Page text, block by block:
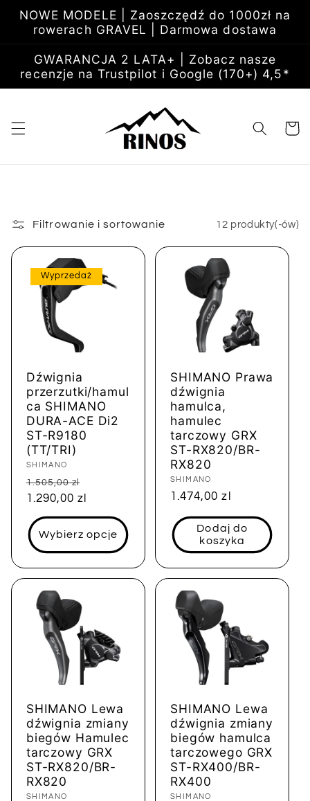
do
treści
NOWE MODELE | Zaoszczędź do 1000zł na
rowerach GRAVEL | Darmowa dostawa
GWARANCJA 2 LATA+ | Zobacz nasze
recenzje na Trustpilot i Google (170+) 4,5*
Koszyk
Filtrowanie i sortowanie 12 produkty(-ów)
Wyprzedaż
Dźwignia
przerzutki/hamul
ca SHIMANO
DURA-ACE Di2
ST-R9180
(TT/TRI)
Dostawca:
SHIMANO
Cena
regularna
1.505,00 zl
1.290,00 zl
Wybierz opcje
SHIMANO Prawa
dźwignia
hamulca,
hamulec
tarczowy GRX
ST-RX820/BR-
RX820
Dostawca:
SHIMANO
Cena
regularna
1.474,00 zl
Dodaj do
koszyka
SHIMANO Lewa
dźwignia zmiany
biegów Hamulec
tarczowy GRX
ST-RX820/BR-
RX820
Dostawca:
SHIMANO
SHIMANO Lewa
dźwignia zmiany
biegów hamulca
tarczowego GRX
ST-RX400/BR-
RX400
Dostawca:
SHIMANO